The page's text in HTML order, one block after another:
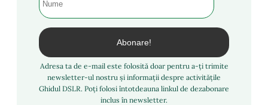
Adresa ta de e-mail este folosită doar pentru a-ți trimite
newsletter-ul nostru și informații despre activitățile
Ghidul DSLR. Poți folosi întotdeauna linkul de dezabonare
inclus în newsletter.